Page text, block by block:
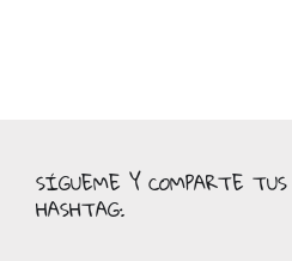
SÍGUEME Y COMPARTE
HASHTAG: